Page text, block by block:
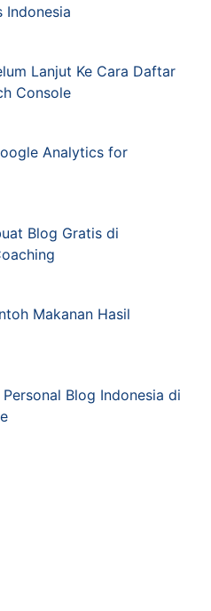
Indonesia
Lanjut Ke Cara Daftar
Console
Analytics for
Blog Gratis di
Makanan Hasil
Blog Indonesia di